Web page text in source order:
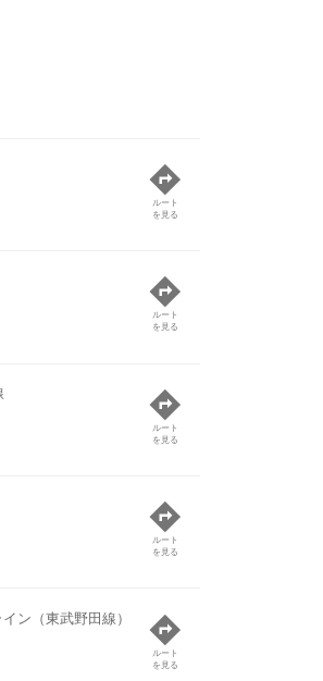
ルート
を見る
ルート
を見る
ルート
を見る
ルート
を見る
ン（東武野田線）
ルート
を見る